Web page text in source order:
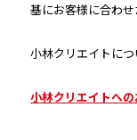
基にお客様に合わせ
小林クリエイトにつ
小林クリエイトへ